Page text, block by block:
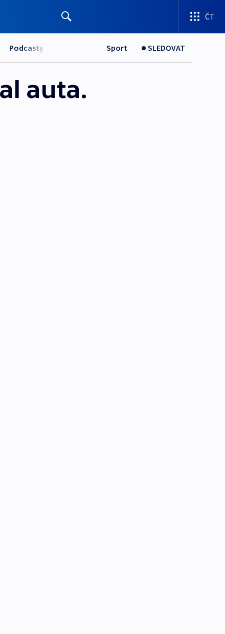
ČT
Podcasty Sport SLEDOVAT
auta.